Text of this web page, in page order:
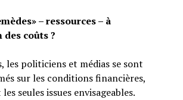
– ressources – à
coûts ?
les politiciens et médias se sont
sur les conditions financières,
seules issues envisageables.